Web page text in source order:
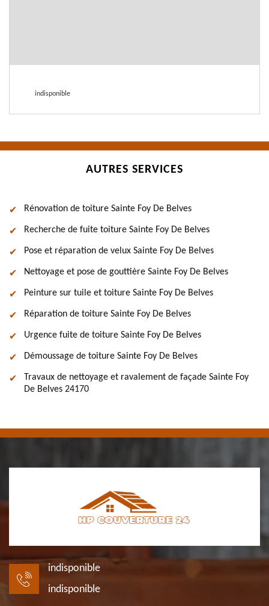
indisponible
AUTRES SERVICES
Rénovation de toiture Sainte Foy De Belves
Recherche de fuite toiture Sainte Foy De Belves
Pose et réparation de velux Sainte Foy De Belves
Nettoyage et pose de gouttière Sainte Foy De Belves
Peinture sur tuile et toiture Sainte Foy De Belves
Réparation de toiture Sainte Foy De Belves
Urgence fuite de toiture Sainte Foy De Belves
Démoussage de toiture Sainte Foy De Belves
Travaux de nettoyage et ravalement de façade Sainte Foy
De Belves 24170
indisponible
indisponible